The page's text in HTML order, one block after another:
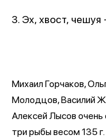
3. Эх, хвост,
Михаил Горчаков,
Молодцов, Василий
Алексей Лысов очень
три рыбы весом 135 г.